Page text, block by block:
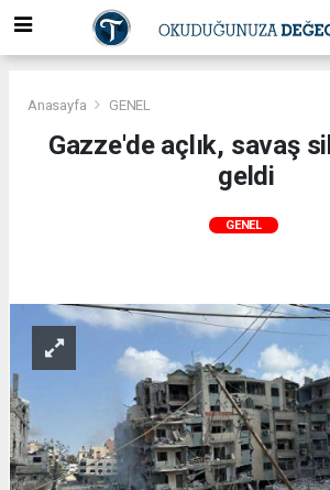
Anasayfa GENEL
Gazze'de açlık, savaş
geldi
GENEL